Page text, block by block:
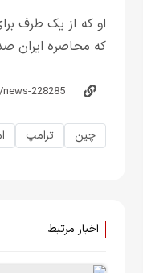
او که از یک طرف
که محاصره ایران
چین ترامپ
اخبار مرتبط